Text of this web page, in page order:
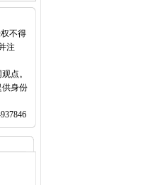
不得
注
点。
身份